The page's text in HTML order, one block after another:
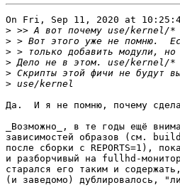
On Fri, Sep 11, 2020 at
>
>
>
>
>
>
Да.  И я не помню, почему
_Возможно_, в те годы ещё
зависимостей образов (см.
после сборки с REPORTS=1),
и разборчивый на fullhd-
старался его таким и
(и заведомо) дублировалось,